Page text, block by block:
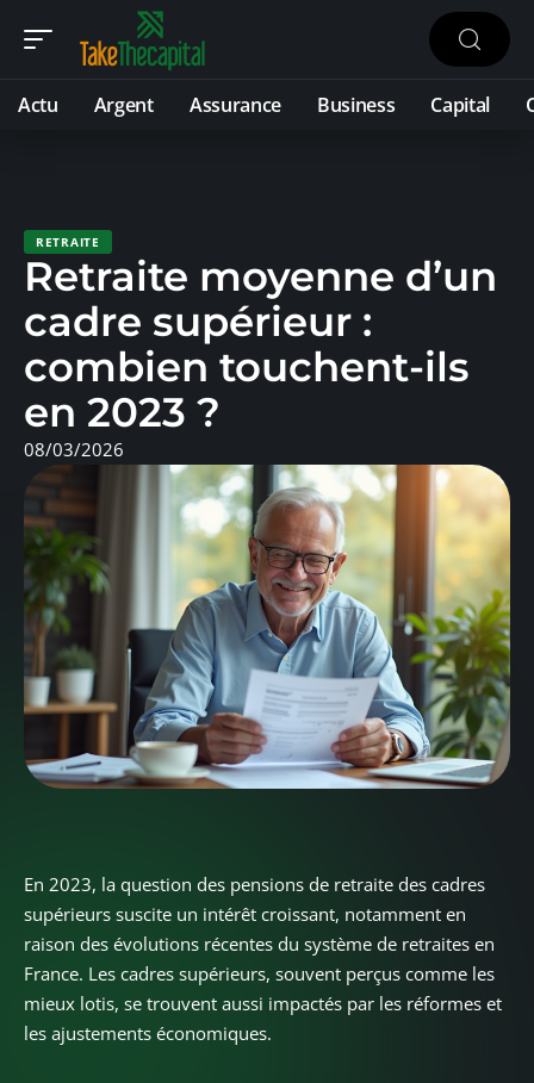
Actu Argent Assurance Business Capital
RETRAITE
Retraite moyenne d’un
cadre supérieur :
combien touchent-ils
en 2023 ?
08/03/2026
En 2023, la question des pensions de retraite des cadres
supérieurs suscite un intérêt croissant, notamment en
raison des évolutions récentes du système de retraites en
France. Les cadres supérieurs, souvent perçus comme les
mieux lotis, se trouvent aussi impactés par les réformes et
les ajustements économiques.